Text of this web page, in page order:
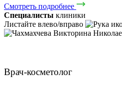
Смотреть подробнее
Специалисты клиники
Листайте влево/вправо
Врач-косметолог